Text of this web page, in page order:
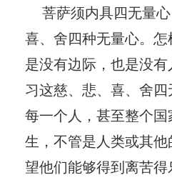
菩萨须内具四无量心
喜、舍四种无量心。
是没有边际，也是没
习这慈、悲、喜、舍
每一个人，甚至整个
生，不管是人类或其
望他们能够得到离苦